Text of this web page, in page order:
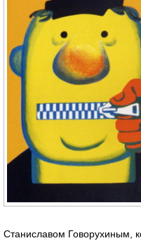
Станиславом Говорухиным,